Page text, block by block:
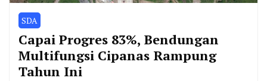
SDA
Capai Progres 83%, Bendungan
Multifungsi Cipanas Rampung
Tahun Ini